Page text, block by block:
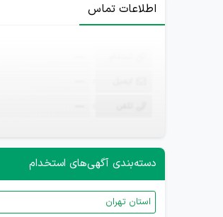
اطلاعات تماس
دسته‌بندی آگهی‌های استخدام
استان تهران